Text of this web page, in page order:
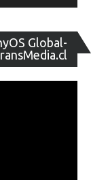
Global-
de